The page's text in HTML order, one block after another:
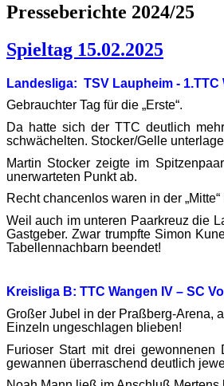
Presseberichte 2024/25
Spieltag 15.02.2025
Landesliga: TSV Laupheim - 1.TTC
Gebrauchter Tag für die „Erste“.
Da hatte sich der TTC deutlich
schwächelten. Stocker/Gelle
Martin Stocker zeigte im
unerwarteten Punkt ab.
Recht chancenlos waren in der
Weil auch im unteren Paarkreuz die
Gastgeber. Zwar trumpfte Simon
Tabellennachbarn beendet!
Kreisliga B: TTC Wangen IV – SC
Großer Jubel in der Praßberg-Arena,
Einzeln ungeschlagen blieben!
Furioser Start mit drei
gewannen überraschend deutlich